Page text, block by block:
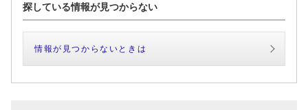
探している情報が見つからない
情報が見つからないときは